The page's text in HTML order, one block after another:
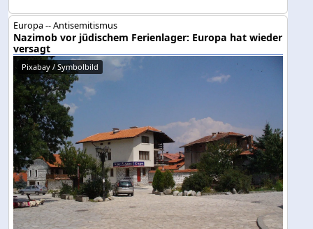
Europa -- Antisemitismus
Nazimob vor jüdischem Ferienlager: Europa hat wieder
versagt
Pixabay / Symbolbild